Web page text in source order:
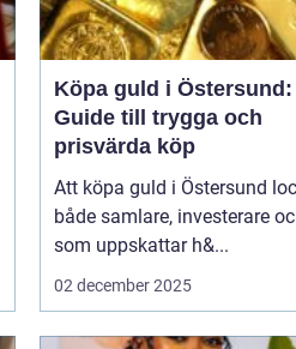
Köpa guld i Östersund:
Guide till trygga och
prisvärda köp
Att köpa guld i Östersund
både samlare, investerare
som uppskattar h&...
02 december 2025